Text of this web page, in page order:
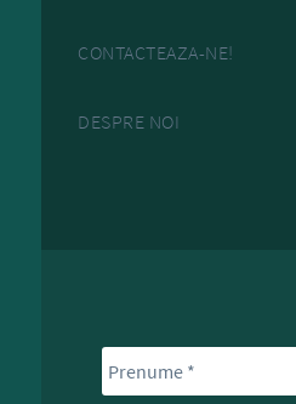
CONTACTEAZA-NE!
DESPRE NOI